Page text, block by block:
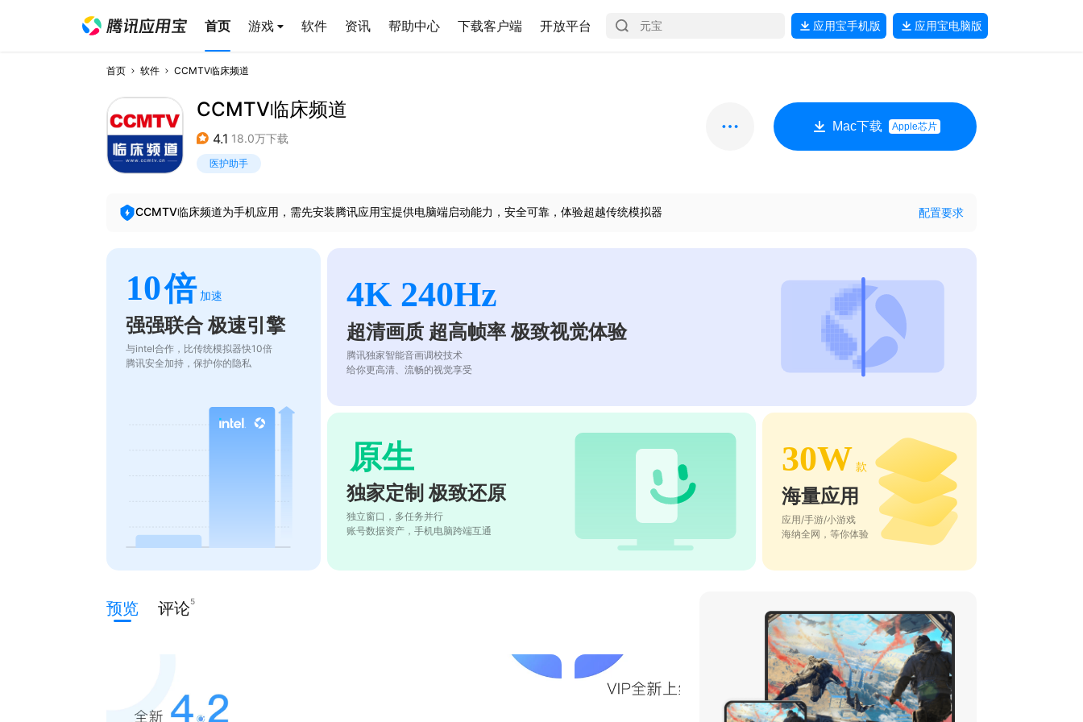
首页 游戏 软件 资讯 帮助中心 下载客户端 开放平台 应用宝手机版 应用宝电脑版
首页 软件 CCMTV临床频道
CCMTV临床频道
4.1 18.0万下载
医护助手
Mac下载 Apple芯片
CCMTV临床频道为手机应用，需先安装腾讯应用宝提供电脑端启动能力，安全可靠，体验超越传统模拟器 配置要求
10倍 加速
强强联合 极速引擎
与intel合作，比传统模拟器快10倍
腾讯安全加持，保护你的隐私
4K 240Hz
超清画质 超高帧率 极致视觉体验
腾讯独家智能音画调校技术
给你更高清、流畅的视觉享受
原生
独家定制 极致还原
独立窗口，多任务并行
账号数据资产，手机电脑跨端互通
30W 款
海量应用
应用/手游/小游戏
海纳全网，等你体验
预览 评论5